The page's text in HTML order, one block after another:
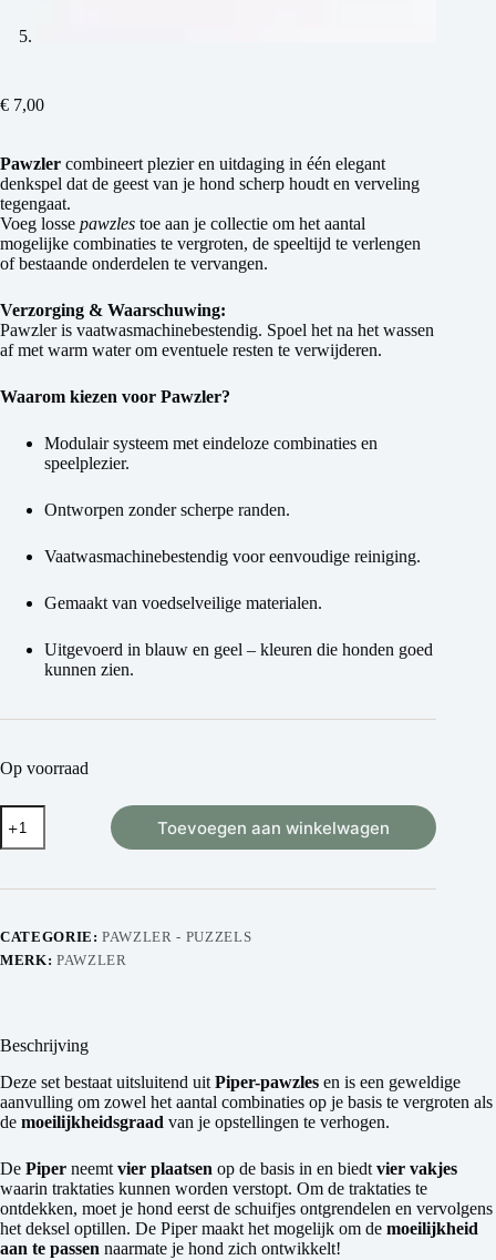
€ 7,00
Pawzler combineert plezier en uitdaging in één elegant
denkspel dat de geest van je hond scherp houdt en verveling
tegengaat.
Voeg losse pawzles toe aan je collectie om het aantal
mogelijke combinaties te vergroten, de speeltijd te verlengen
of bestaande onderdelen te vervangen.
Verzorging & Waarschuwing:
Pawzler is vaatwasmachinebestendig. Spoel het na het wassen
af met warm water om eventuele resten te verwijderen.
Waarom kiezen voor Pawzler?
Modulair systeem met eindeloze combinaties en
speelplezier.
Ontworpen zonder scherpe randen.
Vaatwasmachinebestendig voor eenvoudige reiniging.
Gemaakt van voedselveilige materialen.
Uitgevoerd in blauw en geel – kleuren die honden goed
kunnen zien.
Op voorraad
Toevoegen aan winkelwagen
CATEGORIE:PAWZLER - PUZZELS
MERK: PAWZLER
Beschrijving
Deze set bestaat uitsluitend uit Piper-pawzles en is een geweldige
aanvulling om zowel het aantal combinaties op je basis te vergroten als
de moeilijkheidsgraad van je opstellingen te verhogen.
De Piper neemt vier plaatsen op de basis in en biedt vier vakjes
waarin traktaties kunnen worden verstopt. Om de traktaties te
ontdekken, moet je hond eerst de schuifjes ontgrendelen en vervolgens
het deksel optillen. De Piper maakt het mogelijk om de moeilijkheid
aan te passen naarmate je hond zich ontwikkelt!